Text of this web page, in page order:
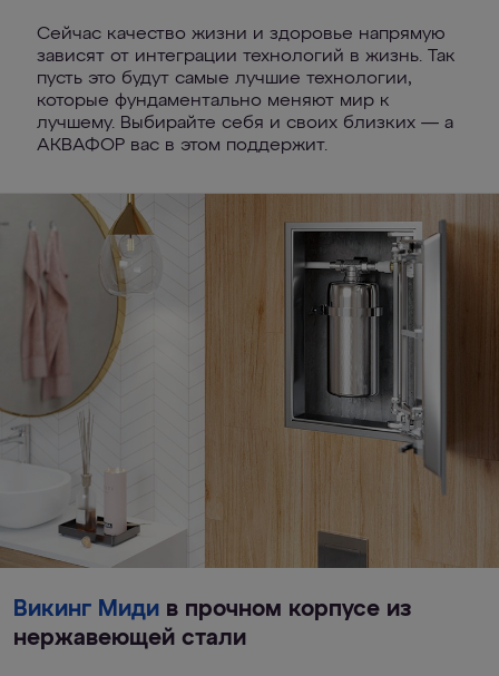
Сейчас качество жизни и здоровье напрямую
зависят от интеграции технологий в жизнь. Так
пусть это будут самые лучшие технологии,
которые фундаментально меняют мир к
лучшему. Выбирайте себя и своих близких — а
АКВАФОР вас в этом поддержит.
Викинг Миди в прочном корпусе из
нержавеющей стали